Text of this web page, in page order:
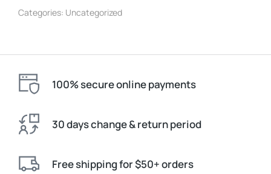
Categories: Uncategorized
100% secure online payments
30 days change & return period
Free shipping for $50+ orders